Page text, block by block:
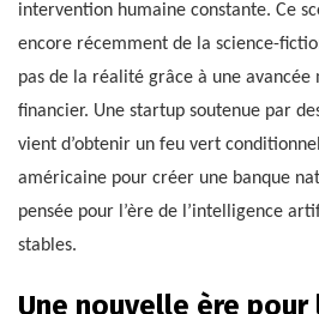
intervention humaine constante. Ce
encore récemment de la science-
pas de la réalité grâce à une
financier. Une startup soutenue par
vient d’obtenir un feu vert
américaine pour créer une banque
pensée pour l’ère de l’intelligence
stables.
Une nouvelle ère